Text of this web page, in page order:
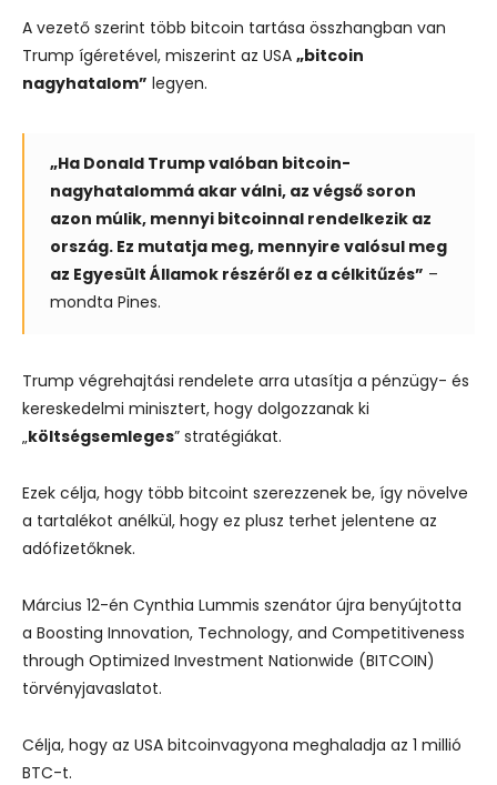
A vezető szerint több bitcoin tartása összhangban van
Trump ígéretével, miszerint az USA „bitcoin
nagyhatalom” legyen.
„Ha Donald Trump valóban bitcoin-
nagyhatalommá akar válni, az végső soron
azon múlik, mennyi bitcoinnal rendelkezik az
ország. Ez mutatja meg, mennyire valósul meg
az Egyesült Államok részéről ez a célkitűzés” –
mondta Pines.
Trump végrehajtási rendelete arra utasítja a pénzügy- és
kereskedelmi minisztert, hogy dolgozzanak ki
„költségsemleges” stratégiákat.
Ezek célja, hogy több bitcoint szerezzenek be, így növelve
a tartalékot anélkül, hogy ez plusz terhet jelentene az
adófizetőknek.
Március 12-én Cynthia Lummis szenátor újra benyújtotta
a Boosting Innovation, Technology, and Competitiveness
through Optimized Investment Nationwide (BITCOIN)
törvényjavaslatot.
Célja, hogy az USA bitcoinvagyona meghaladja az 1 millió
BTC-t.